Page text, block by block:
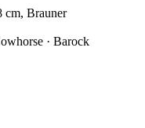
cm, Brauner
· Barock